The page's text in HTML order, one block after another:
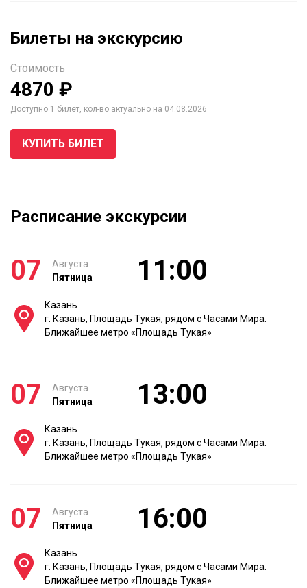
Билеты на экскурсию
Стоимость
4870 ₽
Доступно 1 билет, кол-во актуально на 04.08.2026
КУПИТЬ БИЛЕТ
Расписание экскурсии
07
Августа
Пятница
11:00
Казань
г. Казань, Площадь Тукая, рядом с Часами Мира.
Ближайшее метро «Площадь Тукая»
07
Августа
Пятница
13:00
Казань
г. Казань, Площадь Тукая, рядом с Часами Мира.
Ближайшее метро «Площадь Тукая»
07
Августа
Пятница
16:00
Казань
г. Казань, Площадь Тукая, рядом с Часами Мира.
Ближайшее метро «Площадь Тукая»